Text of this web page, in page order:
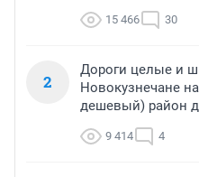
15 466 30
2
Дороги целые и
Новокузнечане
дешевый) район
9 414 4